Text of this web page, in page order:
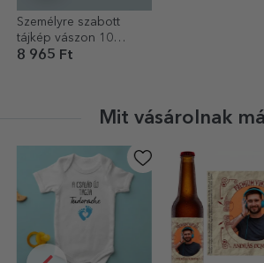
Személyre szabott
tájkép vászon 10
fotóval, modellszám 38
8 965 Ft
Mit vásárolnak